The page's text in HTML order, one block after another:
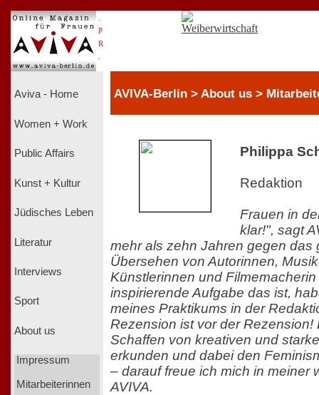
P
R
Aviva - Home
Women + Work
Public Affairs
Kunst + Kultur
Jüdisches Leben
Literatur
Interviews
Sport
About us
Impressum
Mitarbeiterinnen
AVIVA-Berlin > About us >
Philippa
Redaktion
Frauen in
klar!", sagt
mehr als zehn Jahren gegen das
Übersehen von Autorinnen,
Künstlerinnen und
inspirierende Aufgabe das ist,
meines Praktikums in der
Rezension ist vor der Rezension!
Schaffen von kreativen und
erkunden und dabei den
– darauf freue ich mich in meiner
AVIVA.